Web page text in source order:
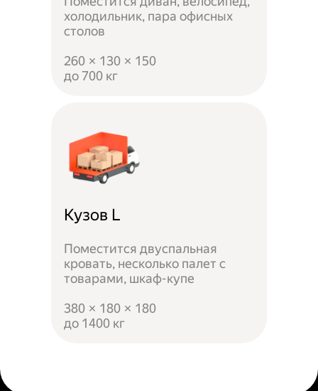
холодильник, пара офисных
столов
260 × 130 × 150
до 700 кг
Кузов L
Поместится двуспальная
кровать, несколько палет с
товарами, шкаф-купе
380 × 180 × 180
до 1400 кг